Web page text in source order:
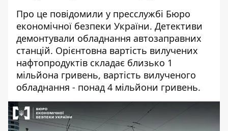
Про це повідомили у пресслужбі Бюро
економічної безпеки України. Детективи
демонтували обладнання автозаправних
станцій. Орієнтовна вартість вилучених
нафтопродуктів складає близько 1
мільйона гривень, вартість вилученого
обладнання - понад 4 мільйони гривень.